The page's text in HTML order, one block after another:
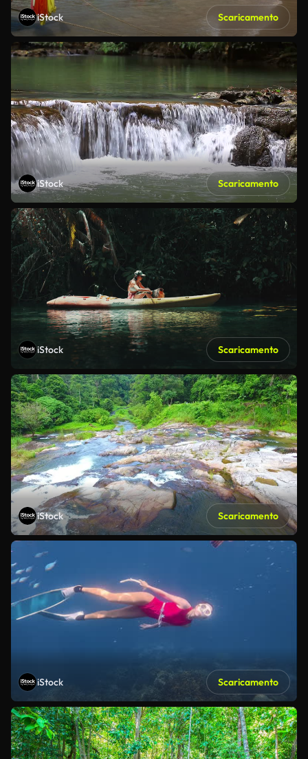
iStock Scaricamento
iStock Scaricamento
iStock Scaricamento
iStock Scaricamento
iStock Scaricamento